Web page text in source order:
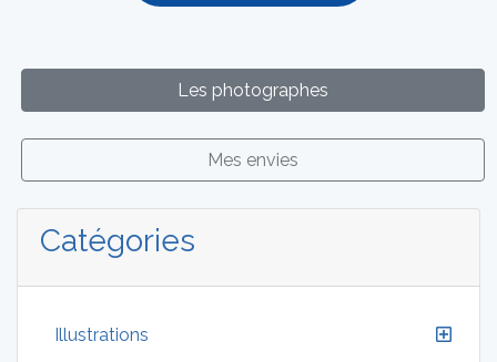
Les photographes
Mes envies
Catégories
Illustrations